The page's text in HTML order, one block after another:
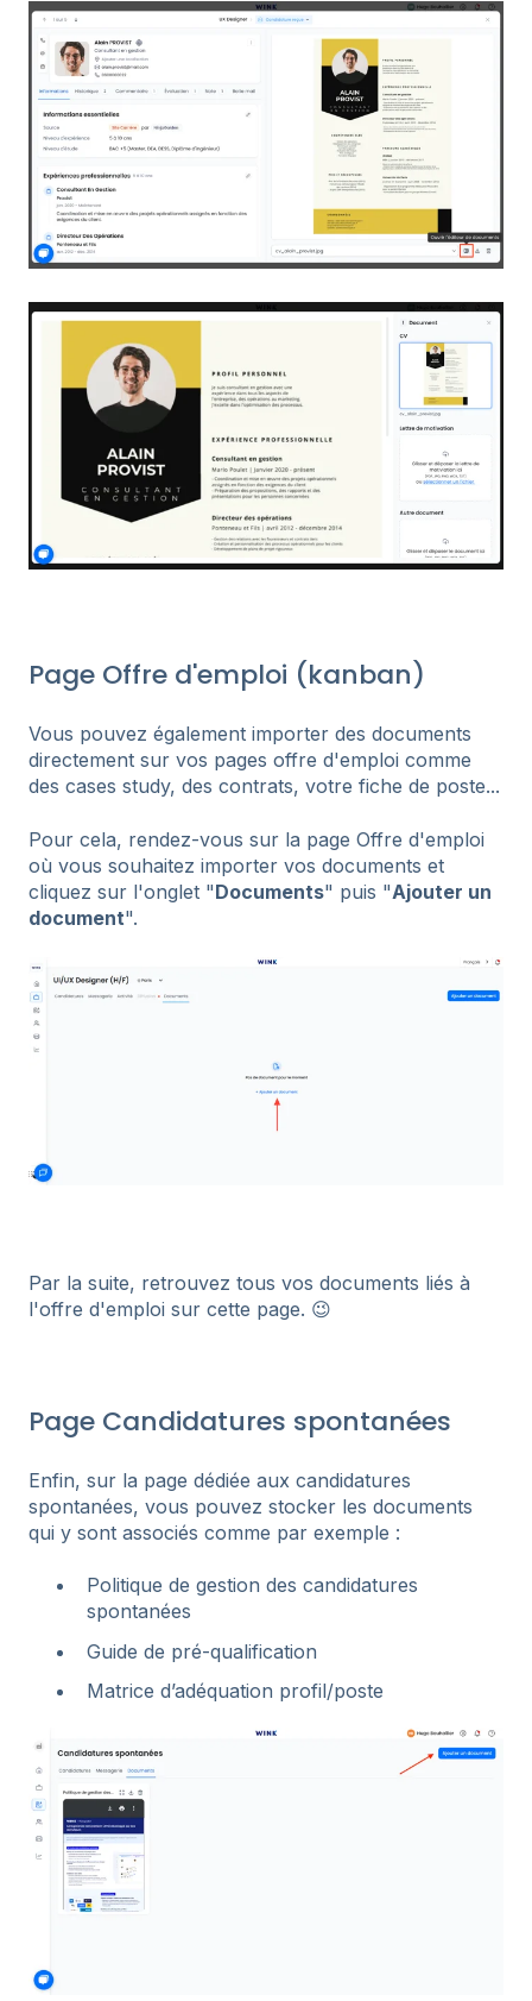
Page Offre d'emploi (kanban)
Vous pouvez également importer des documents
directement sur vos pages offre d'emploi comme
des cases study, des contrats, votre fiche de poste...
Pour cela, rendez-vous sur la page Offre d'emploi
où vous souhaitez importer vos documents et
cliquez sur l'onglet "Documents" puis "Ajouter un
document".
Par la suite, retrouvez tous vos documents liés à
l'offre d'emploi sur cette page. 😉
Page Candidatures spontanées
Enfin, sur la page dédiée aux candidatures
spontanées, vous pouvez stocker les documents
qui y sont associés comme par exemple :
Politique de gestion des candidatures
spontanées
Guide de pré-qualification
Matrice d’adéquation profil/poste